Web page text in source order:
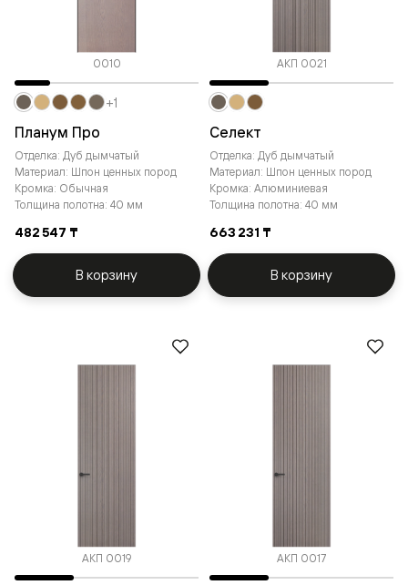
0010
Планум Про
Отделка: Дуб дымчатый
Материал: Шпон ценных пород
Кромка: Обычная
Толщина полотна: 40 мм
482 547 ₸
+1
В корзину
АКП 0021
Селект
Отделка: Дуб дымчатый
Материал: Шпон ценных пород
Кромка: Алюминиевая
Толщина полотна: 40 мм
663 231 ₸
В корзину
АКП 0019 АКП 0017